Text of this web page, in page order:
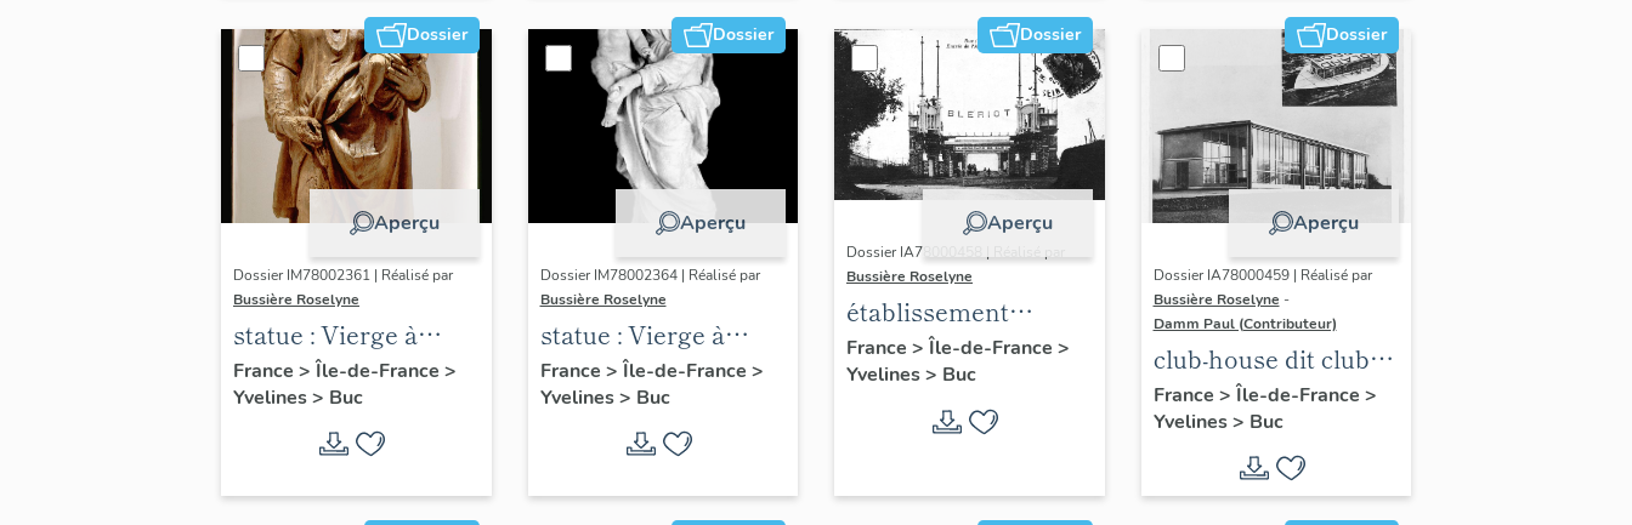
Dossier
Aperçu
Dossier IM78002361 | Réalisé par
Bussière Roselyne
statue : Vierge à
l'Enfant (n°2)
France > Île-de-France >
Yvelines> Buc
Dossier
Aperçu
Dossier IM78002364 | Réalisé par
Bussière Roselyne
statue : Vierge à
l'Enfant (n°1)
France > Île-de-France >
Yvelines> Buc
Dossier
Aperçu
Dossier IA78000458 | Réalisé par
Bussière Roselyne
établissement
aéronautique dit
aéroparc Louis-
France > Île-de-France >
Yvelines> Buc
Dossier
Aperçu
Dossier IA78000459 | Réalisé par
Bussière Roselyne -
Damm Paul (Contributeur)
club-house dit club
Roland Garros
France > Île-de-France >
Yvelines> Buc